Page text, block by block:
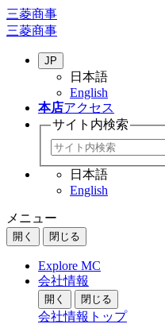
三菱商事
三菱商事
JP
日本語
English
本店アクセス
サイト内検索
日本語
English
メニュー
開く 閉じる
Explore MC
会社情報
開く 閉じる
会社情報トップ